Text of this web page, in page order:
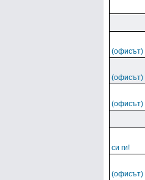
(офисът)
(офисът)
(офисът)
си ги!
(офисът)